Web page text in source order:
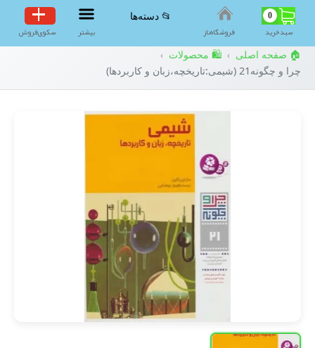
0
سبد‌خرید فروشگاه‌ناز
📂 دسته‌ها
بیشتر سکوی‌فروش
🏠 صفحه اصلی › 🛍️ محصولات ›
چرا و چگونه21 (شیمی:تاریخچه،زبان و کاربردها)